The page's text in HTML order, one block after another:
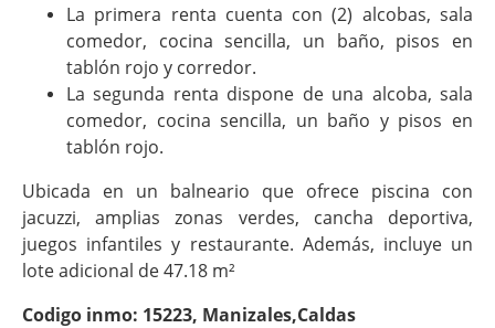
La primera renta cuenta con (2) alcobas, sala
comedor, cocina sencilla, un baño, pisos en
tablón rojo y corredor.
La segunda renta dispone de una alcoba, sala
comedor, cocina sencilla, un baño y pisos en
tablón rojo.
Ubicada en un balneario que ofrece piscina con
jacuzzi, amplias zonas verdes, cancha deportiva,
juegos infantiles y restaurante. Además, incluye un
lote adicional de 47.18 m²
Codigo inmo: 15223, Manizales,Caldas